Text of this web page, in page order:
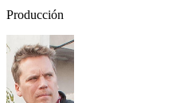
Producción